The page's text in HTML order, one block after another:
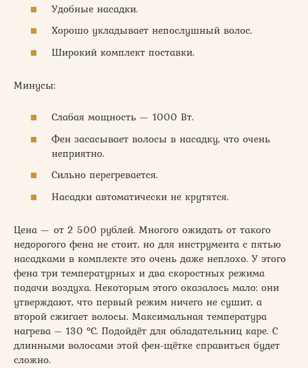
Удобные насадки.
Хорошо укладывает непослушный волос.
Широкий комплект поставки.
Минусы:
Слабая мощность — 1000 Вт.
Фен засасывает волосы в насадку, что очень
неприятно.
Сильно перегревается.
Насадки автоматически не крутятся.
Цена — от 2 500 рублей. Многого ожидать от такого
недорогого фена не стоит, но для инструмента с пятью
насадками в комплекте это очень даже неплохо. У этого
фена три температурных и два скоростных режима
подачи воздуха. Некоторым этого оказалось мало: они
утверждают, что первый режим ничего не сушит, а
второй сжигает волосы. Максимальная температура
нагрева – 130 °C. Подойдёт для обладательниц каре. С
длинными волосами этой фен-щётке справиться будет
сложно.